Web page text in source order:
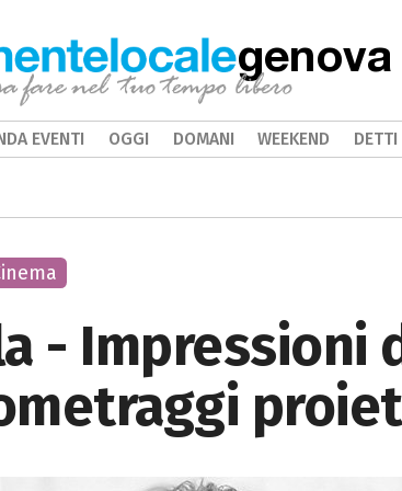
- Impressioni
genova
EVENTI OGGI DOMANI WEEKEND DETTI